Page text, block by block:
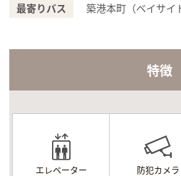
最寄りバス
築港本町（ベイサイ
特徴
エレベーター 防犯カメラ